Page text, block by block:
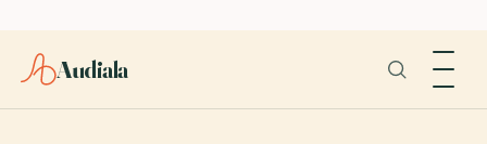
Audiala